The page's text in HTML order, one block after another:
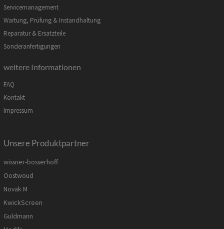
Servicemanagement
Wartung, Prüfung & Instandhaltung
Reparatur & Ersatzteile
Sonderanfertigungen
weitere Informationen
FAQ
Kontakt
Impressum
Unsere Produktpartner
wissner-bosserhoff
Oostwoud
Novak M
KwickScreen
Guldmann